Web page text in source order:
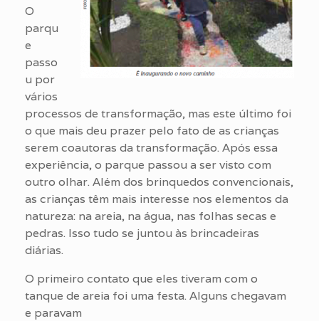
O
parqu
e
passo
u por
vários
processos de transformação, mas este último foi
o que mais deu prazer pelo fato de as crianças
serem coautoras da transformação. Após essa
experiência, o parque passou a ser visto com
outro olhar. Além dos brinquedos convencionais,
as crianças têm mais interesse nos elementos da
natureza: na areia, na água, nas folhas secas e
pedras. Isso tudo se juntou às brincadeiras
diárias.
O primeiro contato que eles tiveram com o
tanque de areia foi uma festa. Alguns chegavam
e paravam